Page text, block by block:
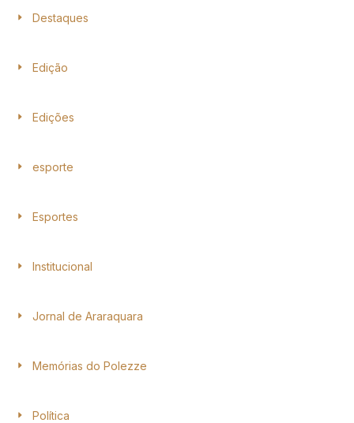
Destaques
Edição
Edições
esporte
Esportes
Institucional
Jornal de Araraquara
Memórias do Polezze
Política